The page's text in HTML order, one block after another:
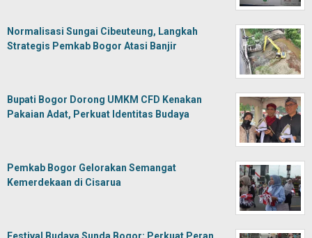
Normalisasi Sungai Cibeuteung, Langkah
Strategis Pemkab Bogor Atasi Banjir
Bupati Bogor Dorong UMKM CFD Kenakan
Pakaian Adat, Perkuat Identitas Budaya
Pemkab Bogor Gelorakan Semangat
Kemerdekaan di Cisarua